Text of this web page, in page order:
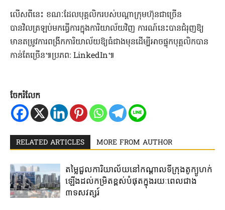
លើសពីនេះ ខណៈដែលបុគ្គលិករបស់បណ្តាក្រុមហ៊ុនជាច្រើន
បានវិលត្រឡប់មកធ្វើការក្នុងការិយាល័យវិញ ការណ៍នេះបានជំរុញឱ្យ
មានតម្រូវការពង្រីកការិយាល័យឱ្យធំជាងមុនដើម្បីអាចផ្ទុកបុគ្គលិកបាន
កាន់តែច្រើន៕ប្រភព: LinkedIn៕
ចែករំលែក
RELATED ARTICLES MORE FROM AUTHOR
តម្លៃជួល​ការិយាល័យ​នៅ​កណ្តាល​ទីក្រុងតូក្យូ​ហក់​
ឡើង​ដល់​កម្រិត​ខ្ពស់​បំផុត​ក្នុង​រយៈ​ពេល​ជាង​
៣ទសវត្សរ៍​